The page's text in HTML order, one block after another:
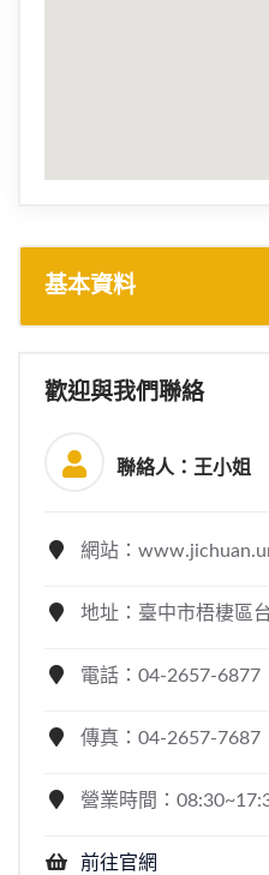
基本資料
歡迎與我們聯絡
聯絡人：王小姐
網站：
地址：臺中市梧棲區
電話：04-2657-6877
傳真：04-2657-7687
營業時間：
前往官網